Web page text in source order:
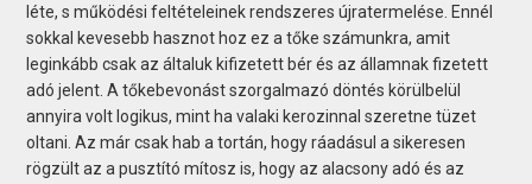
léte, s működési feltételeinek rendszeres újratermelése. Ennél
sokkal kevesebb hasznot hoz ez a tőke számunkra, amit
leginkább csak az általuk kifizetett bér és az államnak fizetett
adó jelent. A tőkebevonást szorgalmazó döntés körülbelül
annyira volt logikus, mint ha valaki kerozinnal szeretne tüzet
oltani. Az már csak hab a tortán, hogy ráadásul a sikeresen
rögzült az a pusztító mítosz is, hogy az alacsony adó és az